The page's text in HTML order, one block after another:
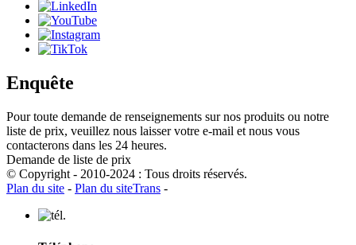
Enquête
Pour toute demande de renseignements sur nos produits ou notre
liste de prix, veuillez nous laisser votre e-mail et nous vous
contacterons dans les 24 heures.
Demande de liste de prix
© Copyright - 2010-2024 : Tous droits réservés.
Plan du site - Plan du siteTrans -